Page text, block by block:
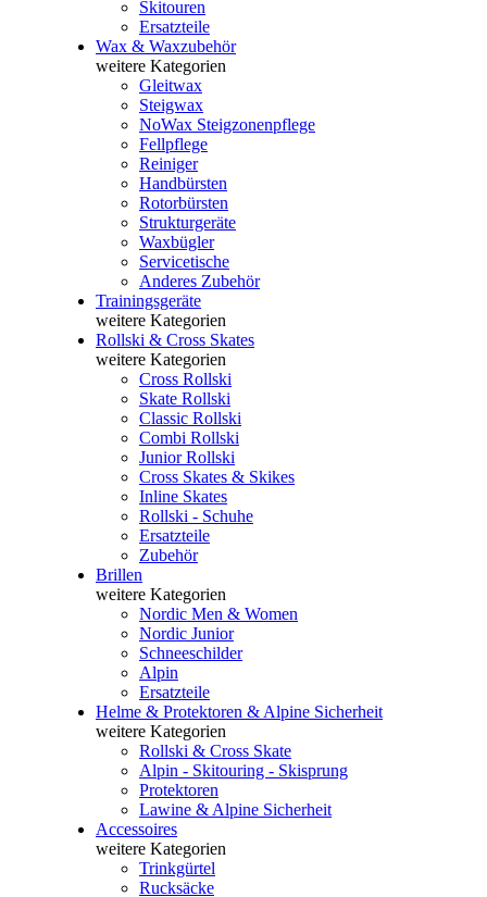
Skitouren
Ersatzteile
Wax & Waxzubehör
weitere Kategorien
Gleitwax
Steigwax
NoWax Steigzonenpflege
Fellpflege
Reiniger
Handbürsten
Rotorbürsten
Strukturgeräte
Waxbügler
Servicetische
Anderes Zubehör
Trainingsgeräte
weitere Kategorien
Rollski & Cross Skates
weitere Kategorien
Cross Rollski
Skate Rollski
Classic Rollski
Combi Rollski
Junior Rollski
Cross Skates & Skikes
Inline Skates
Rollski - Schuhe
Ersatzteile
Zubehör
Brillen
weitere Kategorien
Nordic Men & Women
Nordic Junior
Schneeschilder
Alpin
Ersatzteile
Helme & Protektoren & Alpine Sicherheit
weitere Kategorien
Rollski & Cross Skate
Alpin - Skitouring - Skisprung
Protektoren
Lawine & Alpine Sicherheit
Accessoires
weitere Kategorien
Trinkgürtel
Rucksäcke